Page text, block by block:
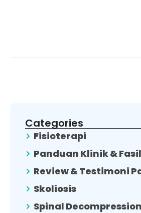
Categories
Fisioterapi
Panduan Klinik &
Review & Testimoni
Skoliosis
Spinal Decompression